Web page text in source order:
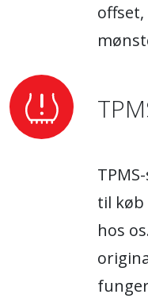
offset,
til køb
hos